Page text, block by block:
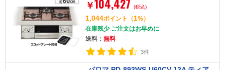
右強火力タイプ・幅60cm）]
￥104,427 (税込)
1,044ポイント （1%）
在庫残少 ご注文はお早めに
送料： 無料
3件